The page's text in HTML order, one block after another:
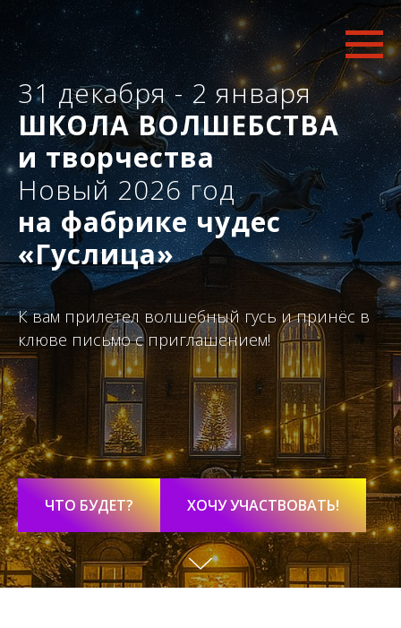
31 декабря - 2 января
ШКОЛА ВОЛШЕБСТВА
и творчества
Новый 2026 год
на фабрике чудес
«Гуслица»
К вам прилетел волшебный гусь и принёс в
клюве письмо с приглашением!
ЧТО БУДЕТ? ХОЧУ УЧАСТВОВАТЬ!